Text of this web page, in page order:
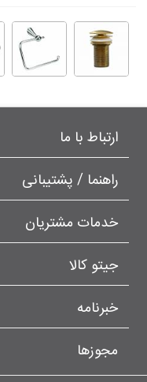
ارتباط با ما
راهنما / پشتیبانی
خدمات مشتریان
جیتو کالا
خبرنامه
مجوزها